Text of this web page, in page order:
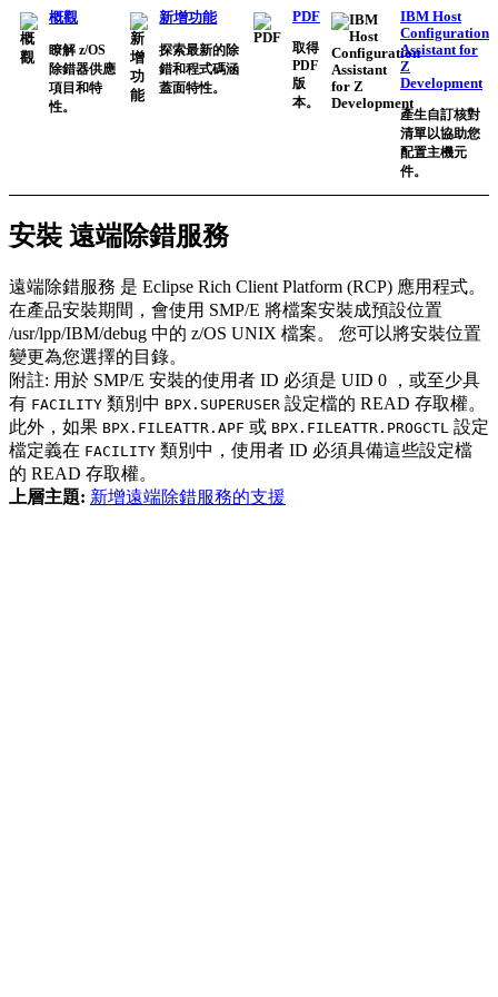
概觀
瞭解 z/OS
除錯器供應
項目和特
性。
新增功能
探索最新的除
錯和程式碼涵
蓋面特性。
PDF
取得
PDF
版
本。
IBM Host
Configuration
Assistant for
Z
Development
產生自訂核對
清單以協助您
配置主機元
件。
安裝 遠端除錯服務
遠端除錯服務 是 Eclipse Rich Client Platform (RCP) 應用程式。
在產品安裝期間，會使用 SMP/E 將檔案安裝成預設位置
/usr/lpp/IBM/debug 中的 z/OS UNIX 檔案。 您可以將安裝位置
變更為您選擇的目錄。
附註: 用於 SMP/E 安裝的使用者 ID 必須是 UID 0 ，或至少具
有 FACILITY 類別中 BPX.SUPERUSER 設定檔的 READ 存取權。
此外，如果 BPX.FILEATTR.APF 或 BPX.FILEATTR.PROGCTL 設定
檔定義在 FACILITY 類別中，使用者 ID 必須具備這些設定檔
的 READ 存取權。
上層主題: 新增遠端除錯服務的支援